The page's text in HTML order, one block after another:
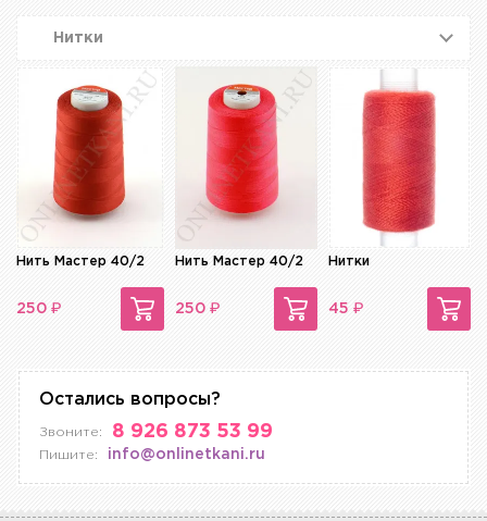
Нитки
Нить Мастер 40/2
250 ₽
Нить Мастер 40/2
250 ₽
Нитки
45 ₽
Остались вопросы?
Звоните: 8 926 873 53 99
Пишите: info@onlinetkani.ru